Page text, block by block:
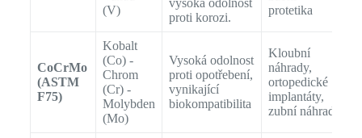
(V)
proti korozi.
protetika
CoCrMo
(ASTM
F75)
Kobalt
(Co) -
Chrom
(Cr) -
Molybden
(Mo)
Vysoká odolnost
proti opotřebení,
vynikající
biokompatibilita
Kloubní
náhrady,
ortopedické
implantáty,
zubní náhrady